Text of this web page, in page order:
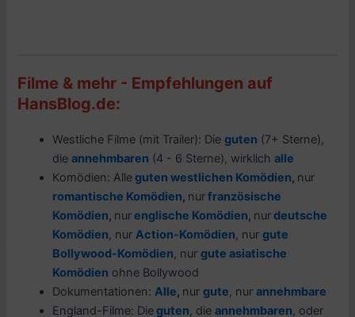
Filme & mehr - Empfehlungen auf
HansBlog.de:
Westliche Filme (mit Trailer): Dieguten (7+ Sterne),
dieannehmbaren (4 - 6 Sterne), wirklichalle
Komödien: Alleguten westlichen Komödien, nur
romantische Komödien, nurfranzösische
Komödien, nurenglische Komödien, nurdeutsche
Komödien, nurAction-Komödien, nurgute
Bollywood-Komödien, nurgute asiatische
Komödien ohne Bollywood
Dokumentationen:Alle, nurgute, nurannehmbare
England-Filme: Dieguten, dieannehmbaren, oder